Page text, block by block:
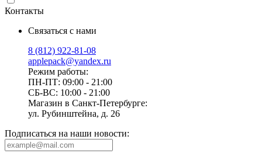
Контакты
Связаться с нами
8 (812) 922-81-08
applepack@yandex.ru
Режим работы:
ПН-ПТ: 09:00 - 21:00
СБ-ВС: 10:00 - 21:00
Магазин в Санкт-Петербурге:
ул. Рубинштейна, д. 26
Подписаться на наши новости: